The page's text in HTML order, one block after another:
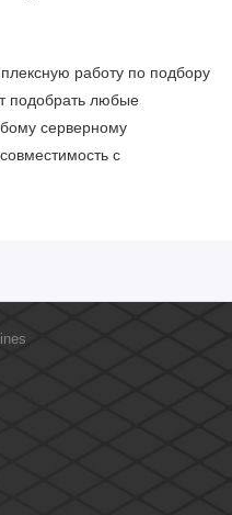
работу по подбору
подобрать любые
серверному
с
проводим регулярное